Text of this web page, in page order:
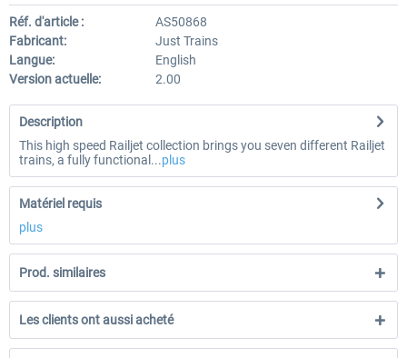
Réf. d'article :
AS50868
Fabricant:
Just Trains
Langue:
English
Version actuelle:
2.00
Description
This high speed Railjet collection brings you seven different Railjet
trains, a fully functional...plus
Matériel requis
plus
Prod. similaires
Les clients ont aussi acheté